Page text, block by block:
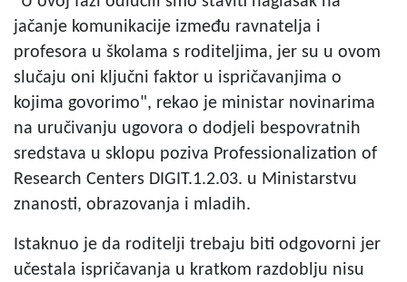
jačanje komunikacije između ravnatelja i
profesora u školama s roditeljima, jer su u ovom
slučaju oni ključni faktor u ispričavanjima o
kojima govorimo", rekao je ministar novinarima
na uručivanju ugovora o dodjeli bespovratnih
sredstava u sklopu poziva Professionalization of
Research Centers DIGIT.1.2.03. u Ministarstvu
znanosti, obrazovanja i mladih.
Istaknuo je da roditelji trebaju biti odgovorni jer
učestala ispričavanja u kratkom razdoblju nisu